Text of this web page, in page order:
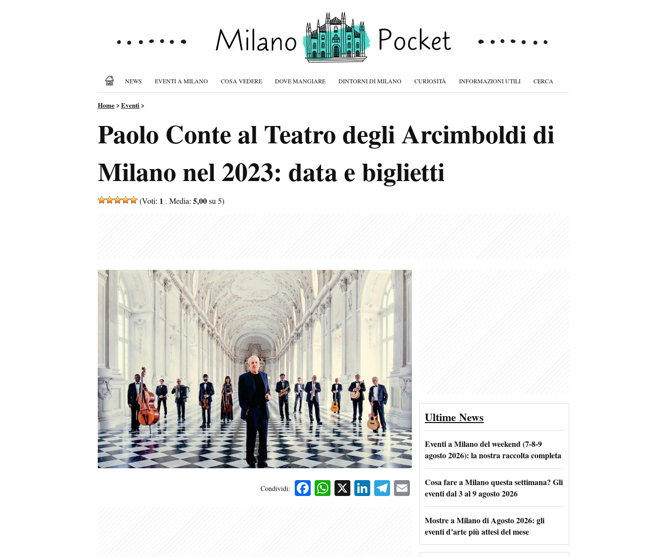
NEWS EVENTI A MILANO COSA VEDERE DOVE MANGIARE DINTORNI DI MILANO CURIOSITÀ INFORMAZIONI UTILI CERCA
Home>Eventi>
Paolo Conte al Teatro degli Arcimboldi di
Milano nel 2023: data e biglietti
(Voti: 1 . Media: 5,00su 5)
Condividi: Facebook
WhatsApp
X LinkedIn
Telegram
Email
Ultime News
Eventi a Milano del weekend (7-8-9
agosto 2026): la nostra raccolta completa
Cosa fare a Milano questa settimana? Gli
eventi dal 3 al 9 agosto 2026
Mostre a Milano di Agosto 2026: gli
eventi d’arte più attesi del mese